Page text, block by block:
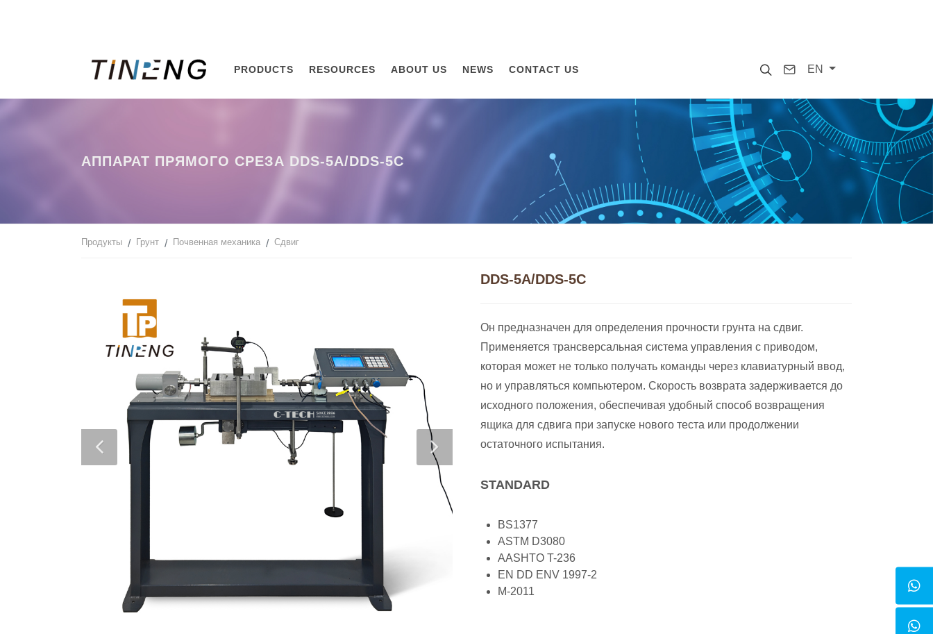
SearchContact
EN
PRODUCTS RESOURCES ABOUT US NEWS CONTACT US
АППАРАТ ПРЯМОГО СРЕЗА DDS-5A/DDS-5C
Продукты Грунт Почвенная механика Сдвиг
DDS-5A/DDS-5C
Он предназначен для определения прочности грунта на сдвиг.
Применяется трансверсальная система управления с приводом,
которая может не только получать команды через клавиатурный ввод,
но и управляться компьютером. Скорость возврата задерживается до
исходного положения, обеспечивая удобный способ возвращения
ящика для сдвига при запуске нового теста или продолжении
остаточного испытания.
STANDARD
BS1377
ASTM D3080
AASHTO T-236
EN DD ENV 1997-2
M-2011